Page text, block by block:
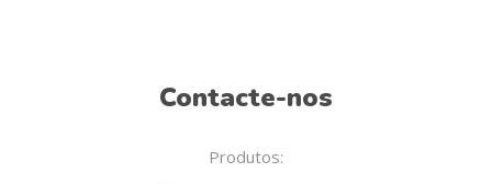
Contacte-nos
Produtos: